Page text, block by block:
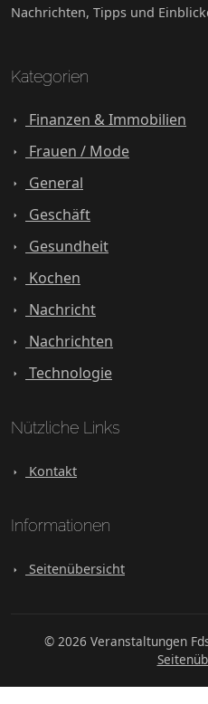
Nachrichten, Tipps und
Kategorien
Finanzen & Immobilien
Frauen / Mode
General
Geschäft
Gesundheit
Kochen
Nachricht
Nachrichten
Technologie
Nützliche Links
Kontakt
Informationen
Seitenübersicht
© 2026 Veranstaltungen